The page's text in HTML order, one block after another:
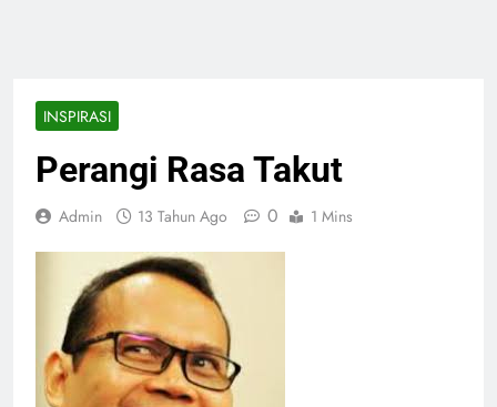
INSPIRASI
Perangi Rasa Takut
Admin 13 Tahun Ago 0 1 Mins